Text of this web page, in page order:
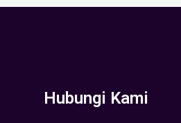
Hubungi Kami